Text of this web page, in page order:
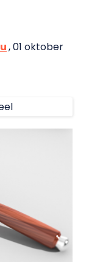
, 01 oktober